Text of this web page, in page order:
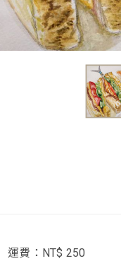
運費：NT$ 250